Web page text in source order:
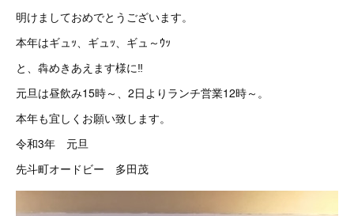
明けましておめでとうございます。
本年はギュｯ、ギュｯ、ギュ～ｳｯ
と、犇めきあえます様に‼️
元旦は昼飲み15時～、2日よりランチ営業12時～。
本年も宜しくお願い致します。
令和3年 元旦
先斗町オードビー 多田茂